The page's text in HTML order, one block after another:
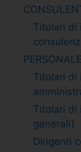
Titolari di
PERSONALE
Titolari di
Titolari di
generali)
Dirigenti